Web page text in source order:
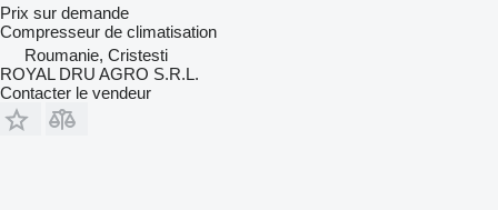
Prix sur demande
Compresseur de climatisation
Roumanie, Cristesti
ROYAL DRU AGRO S.R.L.
Contacter le vendeur